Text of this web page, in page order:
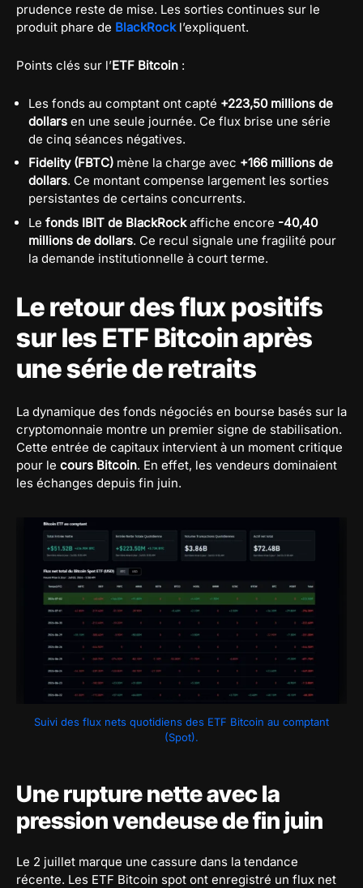
prudence reste de mise. Les sorties continues sur le
produit phare de BlackRock l’expliquent.
Points clés sur l’ETF Bitcoin :
Les fonds au comptant ont capté +223,50 millions de
dollars en une seule journée. Ce flux brise une série
de cinq séances négatives.
Fidelity (FBTC) mène la charge avec +166 millions de
dollars. Ce montant compense largement les sorties
persistantes de certains concurrents.
Le fonds IBIT de BlackRockaffiche encore -40,40
millions de dollars. Ce recul signale une fragilité pour
la demande institutionnelle à court terme.
Le retour des flux positifs
sur les ETF Bitcoin après
une série de retraits
La dynamique des fonds négociés en bourse basés sur la
cryptomonnaie montre un premier signe de stabilisation.
Cette entrée de capitaux intervient à un moment critique
pour le cours Bitcoin. En effet, les vendeurs dominaient
les échanges depuis fin juin.
Suivi des flux nets quotidiens des ETF Bitcoin au comptant
(Spot).
Une rupture nette avec la
pression vendeuse de fin juin
Le 2 juillet marque une cassure dans la tendance
récente. Les ETF Bitcoin spot ont enregistré un flux net